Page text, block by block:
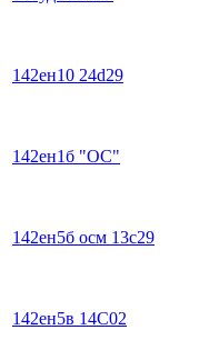
142ен10 24d29
142ен1б "ОС"
142ен5б осм 13с29
142ен5в 14C02